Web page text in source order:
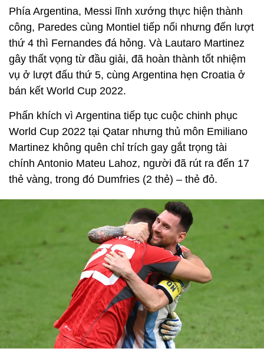
Phía Argentina, Messi lĩnh xướng thực hiện thành
công, Paredes cùng Montiel tiếp nối nhưng đến lượt
thứ 4 thì Fernandes đá hỏng. Và Lautaro Martinez
gây thất vọng từ đầu giải, đã hoàn thành tốt nhiệm
vụ ở lượt đấu thứ 5, cùng Argentina hẹn Croatia ở
bán kết World Cup 2022.
Phấn khích vì Argentina tiếp tục cuộc chinh phục
World Cup 2022 tại Qatar nhưng thủ môn Emiliano
Martinez không quên chỉ trích gay gắt trọng tài
chính Antonio Mateu Lahoz, người đã rút ra đến 17
thẻ vàng, trong đó Dumfries (2 thẻ) – thẻ đỏ.